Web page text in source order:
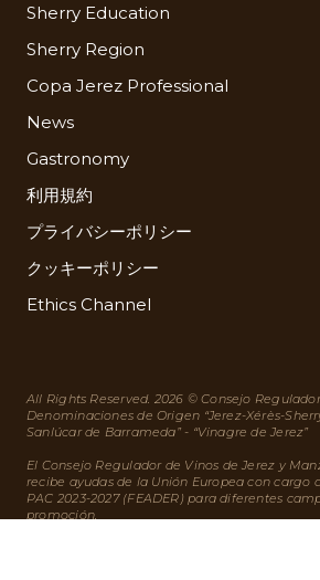
Sherry Education
Sherry Region
Copa Jerez Professional
News
Gastronomy
利用規約
プライバシーポリシー
クッキーポリシー
Ethics Channel
All Rights Reserved. 2026 © Consejo
Denominaciones de Origen “Jerez-Xérès-
Sanlúcar de Barrameda” - “Vinagre de Jerez”
El Consejo Regulador de Vinos de Jerez y
recibe ayudas de la Unión Europea con cargo
PAC 2023-2027 (FEADER) para diferentes
promoción.